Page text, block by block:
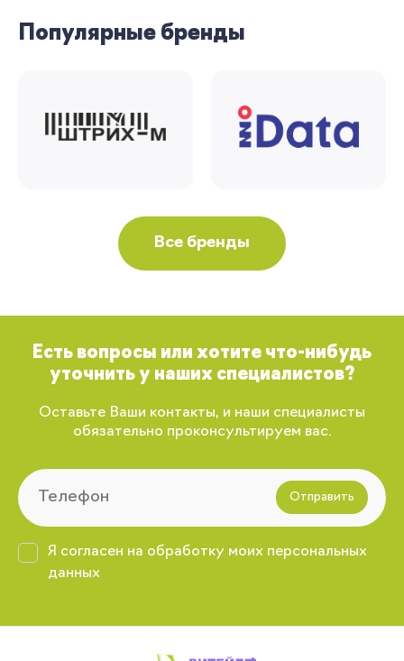
Популярные бренды
Все бренды
Есть вопросы или хотите что-нибудь
уточнить у наших специалистов?
Оставьте Ваши контакты, и наши специалисты
обязательно проконсультируем вас.
Отправить
Я согласен на обработку моих персональных
данных